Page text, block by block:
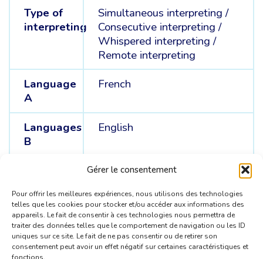
Gérer le consentement
Pour offrir les meilleures expériences, nous utilisons des technologies
telles que les cookies pour stocker et/ou accéder aux informations des
appareils. Le fait de consentir à ces technologies nous permettra de
traiter des données telles que le comportement de navigation ou les ID
uniques sur ce site. Le fait de ne pas consentir ou de retirer son
consentement peut avoir un effet négatif sur certaines caractéristiques et
Type of
interpreting
Simultaneous interpreting/
Consecutive interpreting/
Whispered interpreting/
Remote interpreting
Language
A
French
Languages
B
English
Dutch